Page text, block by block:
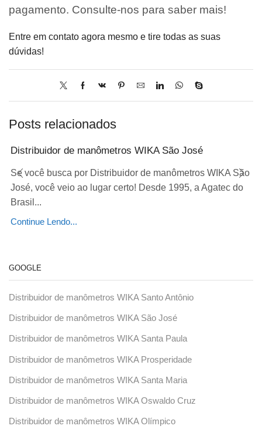
pagamento. Consulte-nos para saber mais!
Entre em contato agora mesmo e tire todas as suas
dúvidas!
Posts relacionados
Distribuidor de manômetros WIKA São José
Se você busca por Distribuidor de manômetros WIKA São
José, você veio ao lugar certo! Desde 1995, a Agatec do
Brasil...
Continue Lendo...
GOOGLE
Distribuidor de manômetros WIKA Santo Antônio
Distribuidor de manômetros WIKA São José
Distribuidor de manômetros WIKA Santa Paula
Distribuidor de manômetros WIKA Prosperidade
Distribuidor de manômetros WIKA Santa Maria
Distribuidor de manômetros WIKA Oswaldo Cruz
Distribuidor de manômetros WIKA Olímpico